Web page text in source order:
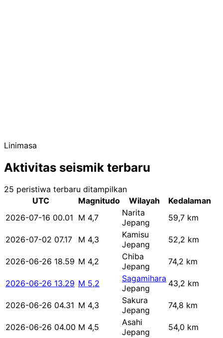
Linimasa
Aktivitas seismik terbaru
25 peristiwa terbaru ditampilkan
UTC
Magnitudo Wilayah
Kedalaman
2026-07-16 00.01 M 4,7
Narita
Jepang
59,7 km
2026-07-02 07.17 M 4,3
Kamisu
Jepang
52,2 km
2026-06-26 18.59 M 4,2
Chiba
Jepang
74,2 km
2026-06-26 13.29 M 5,2
Sagamihara
Jepang
43,2 km
2026-06-26 04.31 M 4,3
Sakura
Jepang
74,8 km
2026-06-26 04.00 M 4,5
Asahi
Jepang
54,0 km